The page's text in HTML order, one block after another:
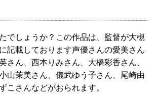
でしょうか？この作品は、監督が大槻
記載しております声優さんの愛美さん
さん、西本りみさん、大橋彩香さん、
山茉美さん、儀武ゆう子さん、尾崎由
こさんなどがおられます。